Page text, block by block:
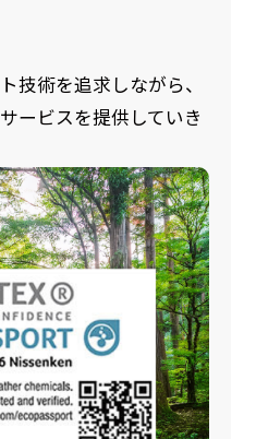
技術を追求しながら、
ービスを提供していき